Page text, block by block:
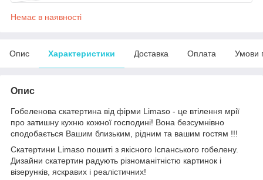
Немає в наявності
Опис Характеристики Доставка Оплата Умови
Опис
Гобеленова скатертина від фірми Limaso - це втілення мрії
про затишну кухню кожної господині! Вона безсумнівно
сподобається Вашим близьким, рідним та вашим гостям !!!
Скатертини Limaso пошиті з якісного Іспанського гобелену.
Дизайни скатертин радують різноманітністю картинок і
візерунків, яскравих і реалістичних!